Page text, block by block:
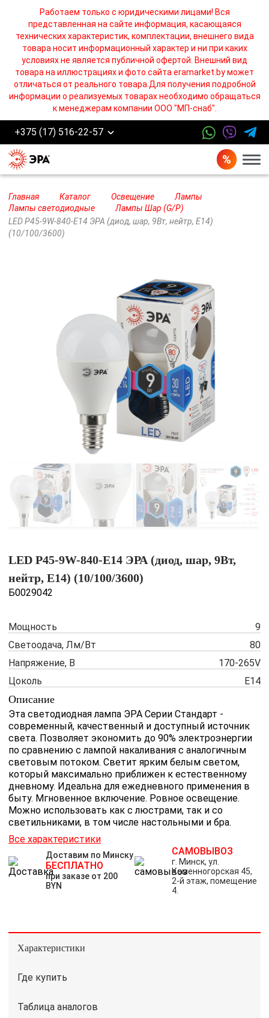
Работаем только с юридическими лицами! Вся
представленная на сайте информация, касающаяся
технических характеристик, комплектации, внешнего вида
товара носит информационный характер и ни при каких
условиях не является публичной офертой. Внешний вид
товара на иллюстрациях и фото сайта eramarket.by может
отличаться от реального товара.Для получения подробной
информации о реализуемых товарах необходимо обращаться
к менеджерам компании ООО "МП-снаб".
+375 (17) 516-22-57
Главная Каталог Освещение
Лампы
Лампы cветодиодные
Лампы Шар (G/P)
LED P45-9W-840-E14 ЭРА (диод, шар, 9Вт, нейтр, E14)
(10/100/3600)
LED P45-9W-840-E14 ЭРА (диод, шар, 9Вт,
нейтр, E14) (10/100/3600)
Б0029042
Мощность
9
Светоодача, Лм/Вт
80
Напряжение, В
170-265V
Цоколь
Е14
Описание
Эта светодиодная лампа ЭРА Серии Стандарт -
современный, качественный и доступный источник
света. Позволяет экономить до 90% электроэнергии
по сравнению с лампой накаливания с аналогичным
световым потоком. Светит ярким белым светом,
который максимально приближен к естественному
дневному. Идеальна для ежедневного применения в
быту. Мгновенное включение. Ровное освещение.
Можно использовать как с люстрами, так и со
светильниками, в том числе настольными и бра.
Все характеристики
Доставим по Минску
БЕСПЛАТНО
при заказе от 200
BYN
САМОВЫВОЗ
г. Минск, ул.
Каменногорская 45,
2-й этаж, помещение
4.
Характеристики
Где купить
Таблица аналогов